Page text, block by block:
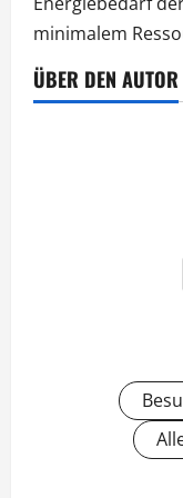
minimalem
ÜBER DEN AUTOR